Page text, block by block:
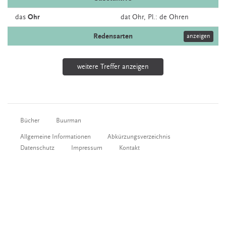
das Ohr dat Ohr, Pl.: de Ohren
Redensarten anzeigen
weitere Treffer anzeigen
Bücher Buurman
Allgemeine Informationen
Abkürzungsverzeichnis
Datenschutz
Impressum Kontakt